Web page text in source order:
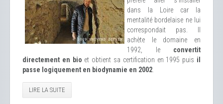
dans la Loire car la
mentalité bordelaise ne lui
correspondait pas. Il
achète le domaine en
1992, le convertit
directement en bio et obtient sa certification en 1995 puis il
passe logiquement en biodynamie en 2002
LIRE LA SUITE